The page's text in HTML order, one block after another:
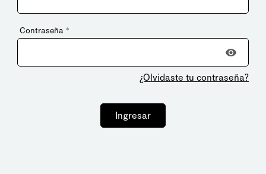
Contraseña *
¿Olvidaste tu contraseña?
Ingresar